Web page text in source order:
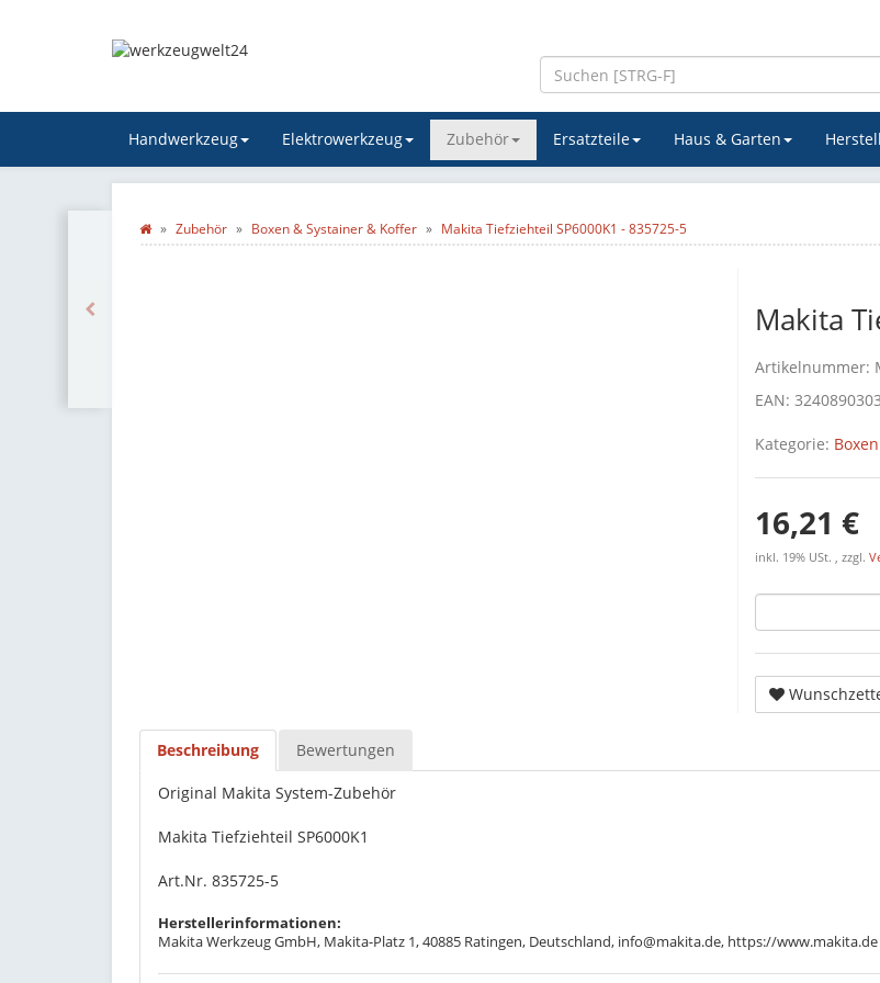
Handwerkzeug Elektrowerkzeug Zubehör Ersatzteile Haus & Garten
Zubehör Boxen & Systainer & Koffer Makita Tiefziehteil SP6000K1 - 835725-5
Makita
Artikelnummer:
EAN:
Kategorie:
16,21 €
inkl. 19% USt. , zzgl.
Beschreibung Bewertungen
Original Makita System-Zubehör
Makita Tiefziehteil SP6000K1
Art.Nr. 835725-5
Herstellerinformationen:
Makita Werkzeug GmbH, Makita-Platz 1, 40885 Ratingen, Deutschland, info@makita.de, https://www.makita.de